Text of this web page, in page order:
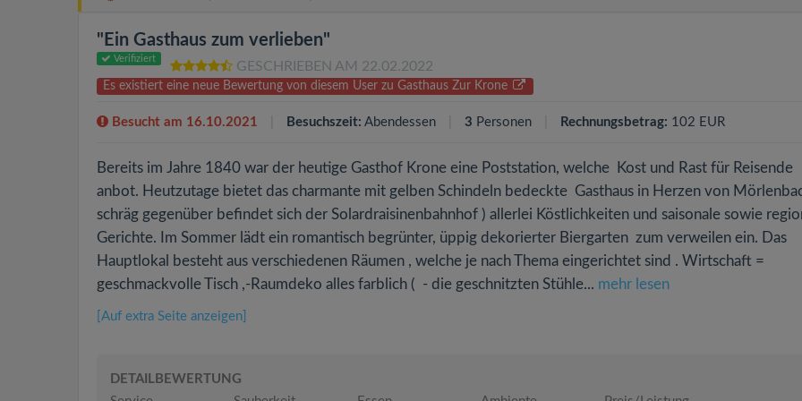
"Ein Gasthaus zum verlieben"
Verifiziert
GESCHRIEBEN AM 22.02.2022
Es existiert eine neue Bewertung von diesem User zu Gasthaus Zur Krone
Besucht am 16.10.2021 Besuchszeit: Abendessen 3 Personen Rechnungsbetrag: 102 EUR
Bereits im Jahre 1840 war der heutige Gasthof Krone eine Poststation, welche Kost und Rast für Reisende
anbot. Heutzutage bietet das charmante mit gelben Schindeln bedeckte Gasthaus in Herzen von
schräg gegenüber befindet sich der Solardraisinenbahnhof ) allerlei Köstlichkeiten und saisonale sowie
Gerichte. Im Sommer lädt ein romantisch begrünter, üppig dekorierter Biergarten zum verweilen ein. Das
Hauptlokal besteht aus verschiedenen Räumen , welche je nach Thema eingerichtet sind . Wirtschaft =
geschmackvolle Tisch ,-Raumdeko alles farblich ( - die geschnitzten Stühle... mehr lesen
[Auf extra Seite anzeigen]
DETAILBEWERTUNG